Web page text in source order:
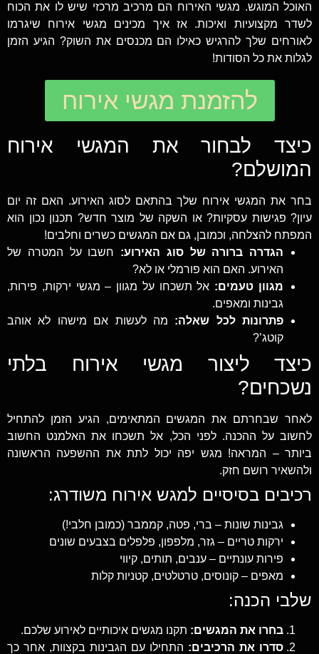
האוכל המוגש. מגשי האירוח הם מרכיב מרכזי שיש לו את הכוח
לשדר מקצועיות ואיכות. אז איך מכינים מגשי אירוח שיגרמו
לאורחים שלך להרגיש כאילו הם מכנסים את השוק? הגיע הזמן
לגלות את כל הסודות!
להזמנת מגשי אירוח
כיצד לבחור את המגשי אירוח
המושלם?
בחר את המגשי אירוח שלך בהתאם לסוג האירוע. האם זה יום
עיון? פגישות עסקיות? או השקה של מוצר חדש? תכנון נכון הוא
המפתח להצלחה, וכמובן, גם אם המגשים כשרים וחלבים!
הגדרה ברורה של סוג האירוע: חשבו על המטרה של
האירוע. האם הוא פורמלי או לא?
מגוון טעמים: אל תשכחו על מגוון – מגשי ירקות, פירות,
גבינות ומאפים.
פתרונות לכל שאלה: מה לעשות אם מישהו לא אוהב
קוטג’?
כיצד ליצור מגשי אירוח בלתי
נשכחים?
לאחר שבחרתם את המגשים המתאימים, הגיע הזמן להתחיל
לחשוב על ההכנה. לפני הכל, אל תשכחו את האלמנט החשוב
ביותר – המראה! מגש יפה יכול לתת את ההשפעה הראשונה
ולהשאיר רושם חזק.
רכיבים בסיסיים למגש אירוח משודרג:
גבינות שונות – ברי, פטה, קממבר (כמובן חלבי!)
ירקות טריים – גזר, מלפפון, פלפלים בצבעים שונים
פירות עונתיים – ענבים, תותים, קיווי
מאפים – קונוסים, טרטלטים, קטניות קלות
שלבי הכנה:
בחרו את המגשים: תקנו מגשים איכותיים לאירוע שלכם.
סדרו את הרכיבים: התחילו עם הגבינות בקצוות, אחר כך